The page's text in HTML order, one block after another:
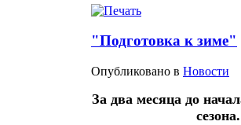
"Подготовка к зиме"
Опубликовано в Новости
За два месяца до
сезона.